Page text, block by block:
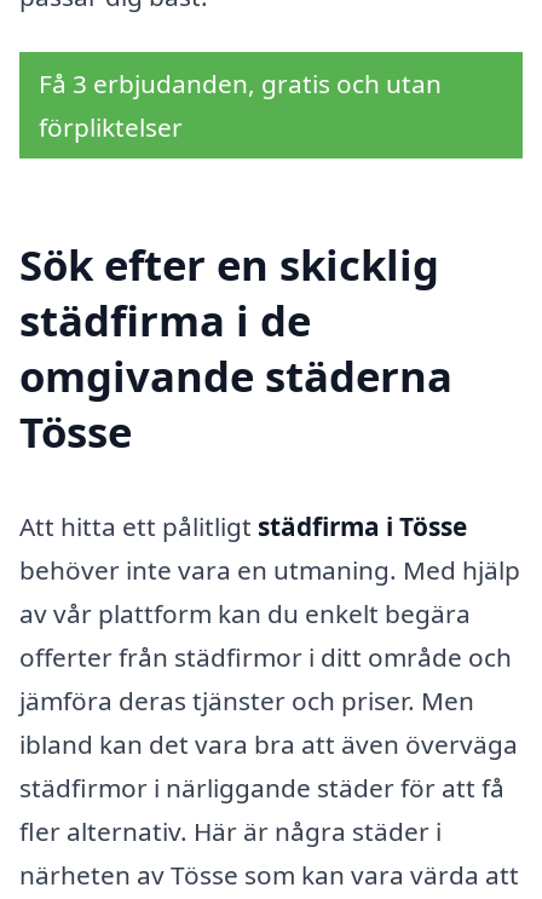
Få 3 erbjudanden, gratis och utan
förpliktelser
Sök efter en skicklig
städfirma i de
omgivande städerna
Tösse
Att hitta ett pålitligt städfirma i Tösse
behöver inte vara en utmaning. Med hjälp
av vår plattform kan du enkelt begära
offerter från städfirmor i ditt område och
jämföra deras tjänster och priser. Men
ibland kan det vara bra att även överväga
städfirmor i närliggande städer för att få
fler alternativ. Här är några städer i
närheten av Tösse som kan vara värda att